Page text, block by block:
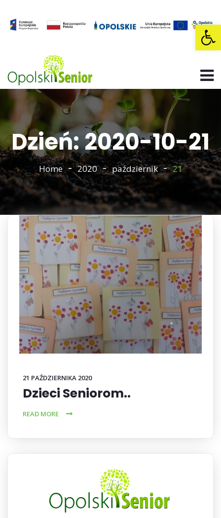
Dzień: 2020-10-21
Home 2020 październik 21
21 PAŹDZIERNIKA 2020
Dzieci Seniorom..
READ MORE